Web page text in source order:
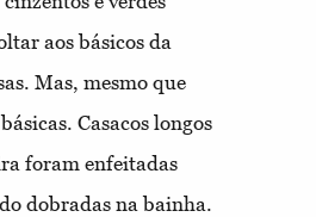
aos básicos da
Mas, mesmo que
Casacos longos
foram enfeitadas
dobradas na bainha.